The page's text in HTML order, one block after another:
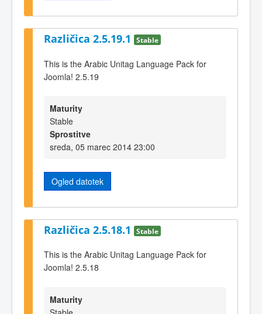
Različica 2.5.19.1 Stable
This is the Arabic Unitag Language Pack for
Joomla! 2.5.19
Maturity
Stable
Sprostitve
sreda, 05 marec 2014 23:00
Ogled datotek
Različica 2.5.18.1 Stable
This is the Arabic Unitag Language Pack for
Joomla! 2.5.18
Maturity